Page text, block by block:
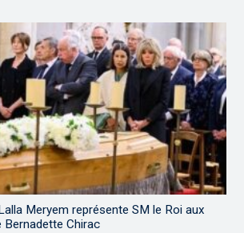
Meryem représente SM le Roi aux
Chirac